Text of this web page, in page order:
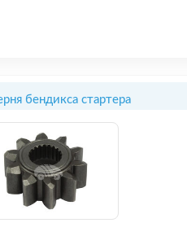
бендикса стартера